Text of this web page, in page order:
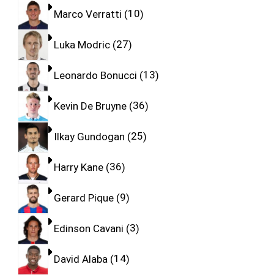
Marco Verratti 10
Luka Modric 27
Leonardo Bonucci 13
Kevin De Bruyne 36
Ilkay Gundogan 25
Harry Kane 36
Gerard Pique 9
Edinson Cavani 3
David Alaba 14